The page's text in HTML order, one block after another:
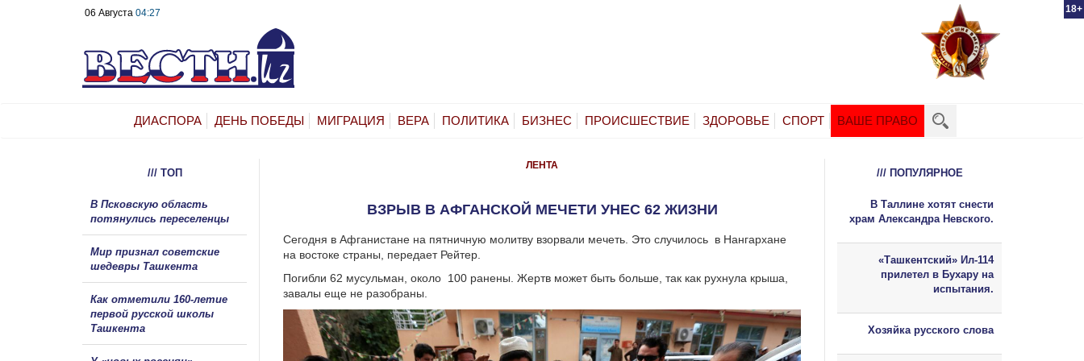
18+
06 Августа 04:27
ДИАСПОРА ДЕНЬ ПОБЕДЫ МИГРАЦИЯ ВЕРА ПОЛИТИКА БИЗНЕС ПРОИСШЕСТВИЕ ЗДОРОВЬЕ СПОРТ ВАШЕ ПРАВО
ЛЕНТА
ВЗРЫВ В АФГАНСКОЙ МЕЧЕТИ УНЕС 62 ЖИЗНИ
Сегодня в Афганистане на пятничную молитву взорвали мечеть. Это случилось в Нангархане
на востоке страны, передает Рейтер.
Погибли 62 мусульман, около 100 ранены. Жертв может быть больше, так как рухнула крыша,
завалы еще не разобраны.
/// ТОП
В Псковскую область
потянулись переселенцы
Мир признал советские
шедевры Ташкента
Как отметили 160-летие
первой русской школы
Ташкента
/// ПОПУЛЯРНОЕ
В Таллине хотят снести
храм Александра Невского.
«Ташкентский» Ил-114
прилетел в Бухару на
испытания.
Хозяйка русского слова